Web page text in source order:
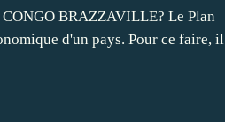
BRAZZAVILLE? Le Plan
d'un pays. Pour ce faire, il